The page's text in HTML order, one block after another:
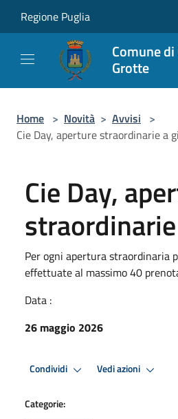
Regione Puglia
Comune
Grotte
Home > Novità > Avvisi >
Cie Day, aperture straordinarie a
Cie Day,
Per ogni apertura straordinaria
effettuate al massimo 40
Data :
26 maggio 2026
Condividi Vedi azioni
Categorie: